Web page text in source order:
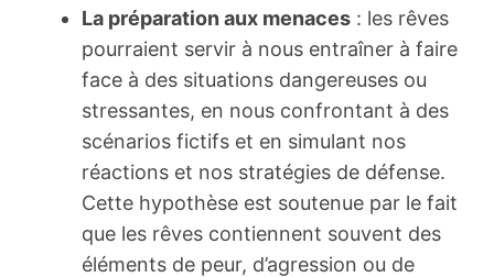
La préparation aux menaces : les rêves
pourraient servir à nous entraîner à faire
face à des situations dangereuses ou
stressantes, en nous confrontant à des
scénarios fictifs et en simulant nos
réactions et nos stratégies de défense.
Cette hypothèse est soutenue par le fait
que les rêves contiennent souvent des
éléments de peur, d’agression ou de